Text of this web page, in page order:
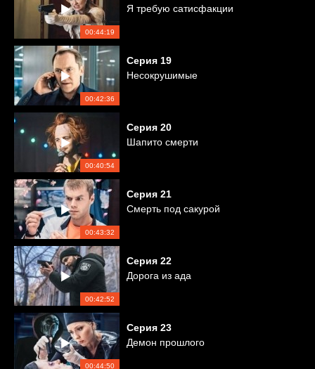
00:44:19
Я требую сатисфакции
00:42:36
Серия 19
Несокрушимые
00:40:54
Серия 20
Шапито смерти
00:43:32
Серия 21
Смерть под сакурой
00:42:52
Серия 22
Дорога из ада
00:44:50
Серия 23
Демон прошлого